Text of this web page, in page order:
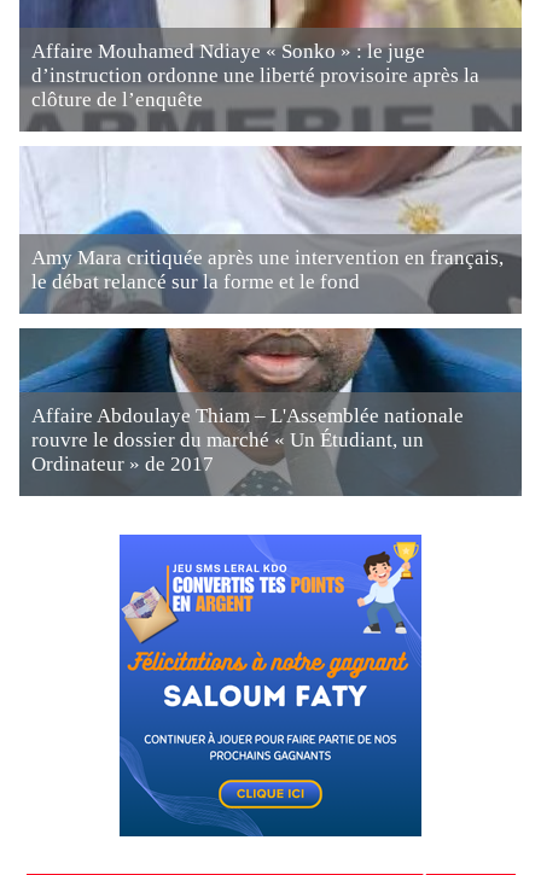
Affaire Mouhamed Ndiaye « Sonko » : le juge
d’instruction ordonne une liberté provisoire après la
clôture de l’enquête
Amy Mara critiquée après une intervention en français,
le débat relancé sur la forme et le fond
Affaire Abdoulaye Thiam – L'Assemblée nationale
rouvre le dossier du marché « Un Étudiant, un
Ordinateur » de 2017